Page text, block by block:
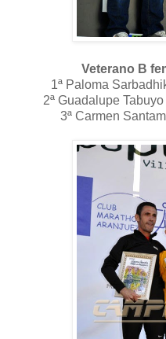
Veterano B
1ª Paloma
2ª Guadalupe
3ª Carmen